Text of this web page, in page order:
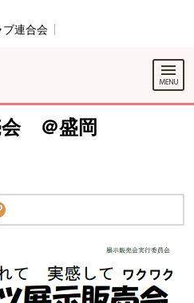
ブ連合会
です。
プする
。
会 ＠盛岡